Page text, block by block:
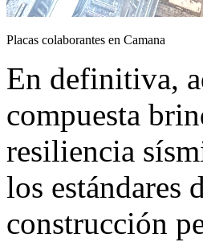
Placas colaborantes en Camana
En definitiva,
compuesta
resiliencia
los estándares
construcción